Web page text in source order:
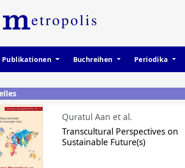
Publikationen Buchreihen Periodika
Quratul Aan et al.
Transcultural Perspectives on
Sustainable Future(s)